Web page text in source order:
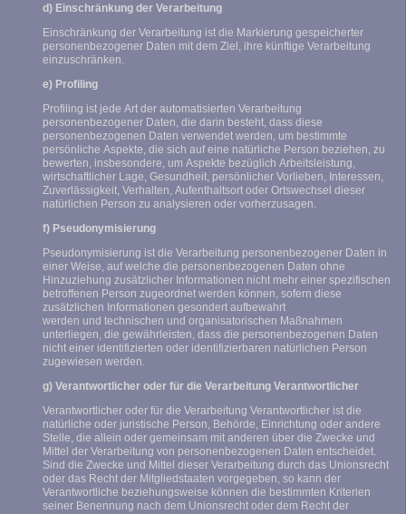
d) Einschränkung der Verarbeitung
Einschränkung der Verarbeitung ist die Markierung gespeicherter
personenbezogener Daten mit dem Ziel, ihre künftige Verarbeitung
einzuschränken.
e) Profiling
Profiling ist jede Art der automatisierten Verarbeitung
personenbezogener Daten, die darin besteht, dass diese
personenbezogenen Daten verwendet werden, um bestimmte
persönliche Aspekte, die sich auf eine natürliche Person beziehen, zu
bewerten, insbesondere, um Aspekte bezüglich Arbeitsleistung,
wirtschaftlicher Lage, Gesundheit, persönlicher Vorlieben, Interessen,
Zuverlässigkeit, Verhalten, Aufenthaltsort oder Ortswechsel dieser
natürlichen Person zu analysieren oder vorherzusagen.
f) Pseudonymisierung
Pseudonymisierung ist die Verarbeitung personenbezogener Daten in
einer Weise, auf welche die personenbezogenen Daten ohne
Hinzuziehung zusätzlicher Informationen nicht mehr einer spezifischen
betroffenen Person zugeordnet werden können, sofern diese
zusätzlichen Informationen gesondert aufbewahrt
werden und technischen und organisatorischen Maßnahmen
unterliegen, die gewährleisten, dass die personenbezogenen Daten
nicht einer identifizierten oder identifizierbaren natürlichen Person
zugewiesen werden.
g) Verantwortlicher oder für die Verarbeitung Verantwortlicher
Verantwortlicher oder für die Verarbeitung Verantwortlicher ist die
natürliche oder juristische Person, Behörde, Einrichtung oder andere
Stelle, die allein oder gemeinsam mit anderen über die Zwecke und
Mittel der Verarbeitung von personenbezogenen Daten entscheidet.
Sind die Zwecke und Mittel dieser Verarbeitung durch das Unionsrecht
oder das Recht der Mitgliedstaaten vorgegeben, so kann der
Verantwortliche beziehungsweise können die bestimmten Kriterien
seiner Benennung nach dem Unionsrecht oder dem Recht der